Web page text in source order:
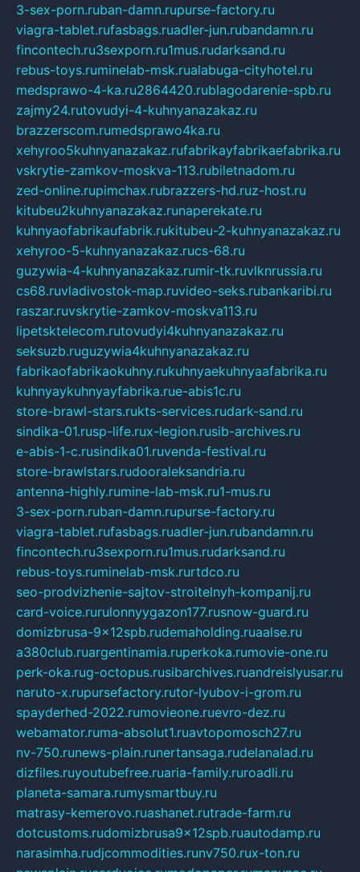
3-sex-porn.ruban-damn.rupurse-factory.ru
viagra-tablet.rufasbags.ruadler-jun.rubandamn.ru
fincontech.ru3sexporn.ru1mus.rudarksand.ru
rebus-toys.ruminelab-msk.rualabuga-cityhotel.ru
medsprawo-4-ka.ru2864420.rublagodarenie-spb.ru
zajmy24.rutovudyi-4-kuhnyanazakaz.ru
brazzerscom.rumedsprawo4ka.ru
xehyroo5kuhnyanazakaz.rufabrikayfabrikaefabrika.ru
vskrytie-zamkov-moskva-113.rubiletnadom.ru
zed-online.rupimchax.rubrazzers-hd.ruz-host.ru
kitubeu2kuhnyanazakaz.runaperekate.ru
kuhnyaofabrikaufabrik.rukitubeu-2-kuhnyanazakaz.ru
xehyroo-5-kuhnyanazakaz.rucs-68.ru
guzywia-4-kuhnyanazakaz.rumir-tk.ruvlknrussia.ru
cs68.ruvladivostok-map.ruvideo-seks.rubankaribi.ru
raszar.ruvskrytie-zamkov-moskva113.ru
lipetsktelecom.rutovudyi4kuhnyanazakaz.ru
seksuzb.ruguzywia4kuhnyanazakaz.ru
fabrikaofabrikaokuhny.rukuhnyaekuhnyaafabrika.ru
kuhnyaykuhnyayfabrika.rue-abis1c.ru
store-brawl-stars.rukts-services.rudark-sand.ru
sindika-01.rusp-life.rux-legion.rusib-archives.ru
e-abis-1-c.rusindika01.ruvenda-festival.ru
store-brawlstars.rudooraleksandria.ru
antenna-highly.rumine-lab-msk.ru1-mus.ru
3-sex-porn.ruban-damn.rupurse-factory.ru
viagra-tablet.rufasbags.ruadler-jun.rubandamn.ru
fincontech.ru3sexporn.ru1mus.rudarksand.ru
rebus-toys.ruminelab-msk.rurtdco.ru
seo-prodvizhenie-sajtov-stroitelnyh-kompanij.ru
card-voice.rurulonnyygazon177.rusnow-guard.ru
domizbrusa-9x12spb.rudemaholding.ruaalse.ru
a380club.ruargentinamia.ruperkoka.rumovie-one.ru
perk-oka.rug-octopus.rusibarchives.ruandreislyusar.ru
naruto-x.rupursefactory.rutor-lyubov-i-grom.ru
spayderhed-2022.rumovieone.ruevro-dez.ru
webamator.ruma-absolut1.ruavtopomosch27.ru
nv-750.runews-plain.runertansaga.rudelanalad.ru
dizfiles.ruyoutubefree.ruaria-family.ruroadli.ru
planeta-samara.rumysmartbuy.ru
matrasy-kemerovo.ruashanet.rutrade-farm.ru
dotcustoms.rudomizbrusa9x12spb.ruautodamp.ru
narasimha.rudjcommodities.runv750.rux-ton.ru